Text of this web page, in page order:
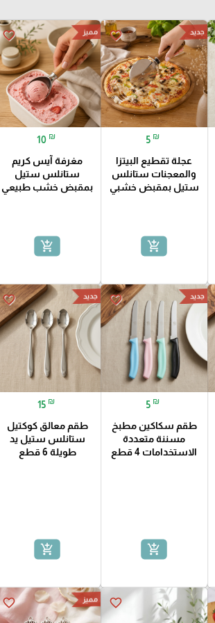
favorite_border جديد
5 ₪
عجلة تقطيع البيتزا
والمعجنات ستانلس
ستيل بمقبض خشبي
add_shopping_cart
favorite_border مميز
10 ₪
مغرفة آيس كريم
ستانلس ستيل
بمقبض خشب طبيعي
add_shopping_cart
favorite_border جديد
5 ₪
طقم سكاكين مطبخ
مسننة متعددة
الاستخدامات 4 قطع
add_shopping_cart
favorite_border جديد
15 ₪
طقم معالق كوكتيل
ستانلس ستيل يد
طويلة 6 قطع
add_shopping_cart
favorite_border
favorite_border مميز